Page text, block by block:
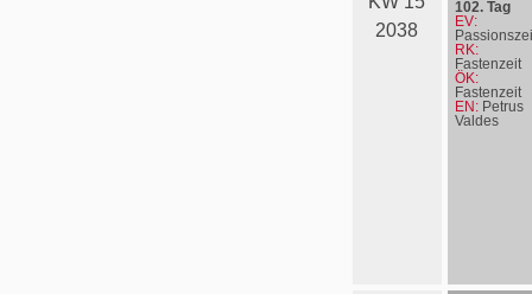
2038
102. Tag
EV:
RK:
Fastenzeit
ÖK:
Fastenzeit
EN: Petrus
Valdes